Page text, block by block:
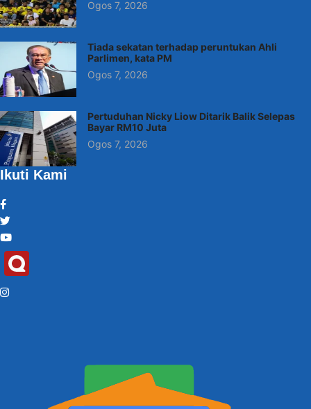
Ogos 7, 2026
Tiada sekatan terhadap peruntukan Ahli
Parlimen, kata PM
Ogos 7, 2026
Pertuduhan Nicky Liow Ditarik Balik Selepas
Bayar RM10 Juta
Ogos 7, 2026
Ikuti Kami